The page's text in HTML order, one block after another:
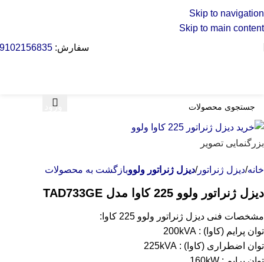
Skip to navigation
Skip to main content
سفارش:
ورود / ثبت نام
بزرگنمایی تصویر
خانه دیزل ژنراتور دیزل ژنراتور ولووبازگشت به محصولات
دیزل ژنراتور ولوو 225 کاوا مدل TAD733GE
مشخصات فنی دیزل ژنراتور ولوو 225 کاوا:
توان پرایم (کاوا) : 200kVA
توان اضطراری (کاوا) : 225kVA